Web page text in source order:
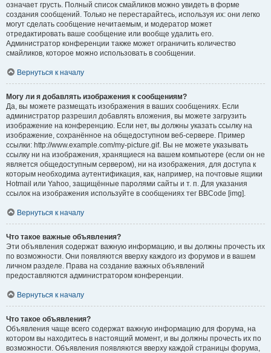
означает грусть. Полный список смайликов можно увидеть в форме
создания сообщений. Только не перестарайтесь, используя их: они легко
могут сделать сообщение нечитаемым, и модератор может
отредактировать ваше сообщение или вообще удалить его.
Администратор конференции также может ограничить количество
смайликов, которое можно использовать в сообщении.
Вернуться к началу
Могу ли я добавлять изображения к сообщениям?
Да, вы можете размещать изображения в ваших сообщениях. Если
администратор разрешил добавлять вложения, вы можете загрузить
изображение на конференцию. Если нет, вы должны указать ссылку на
изображение, сохранённое на общедоступном веб-сервере. Пример
ссылки: http://www.example.com/my-picture.gif. Вы не можете указывать
ссылку ни на изображения, хранящиеся на вашем компьютере (если он не
является общедоступным сервером), ни на изображения, для доступа к
которым необходима аутентификация, как, например, на почтовые ящики
Hotmail или Yahoo, защищённые паролями сайты и т. п. Для указания
ссылок на изображения используйте в сообщениях тег BBCode [img].
Вернуться к началу
Что такое важные объявления?
Эти объявления содержат важную информацию, и вы должны прочесть их
по возможности. Они появляются вверху каждого из форумов и в вашем
личном разделе. Права на создание важных объявлений
предоставляются администратором конференции.
Вернуться к началу
Что такое объявления?
Объявления чаще всего содержат важную информацию для форума, на
котором вы находитесь в настоящий момент, и вы должны прочесть их по
возможности. Объявления появляются вверху каждой страницы форума,